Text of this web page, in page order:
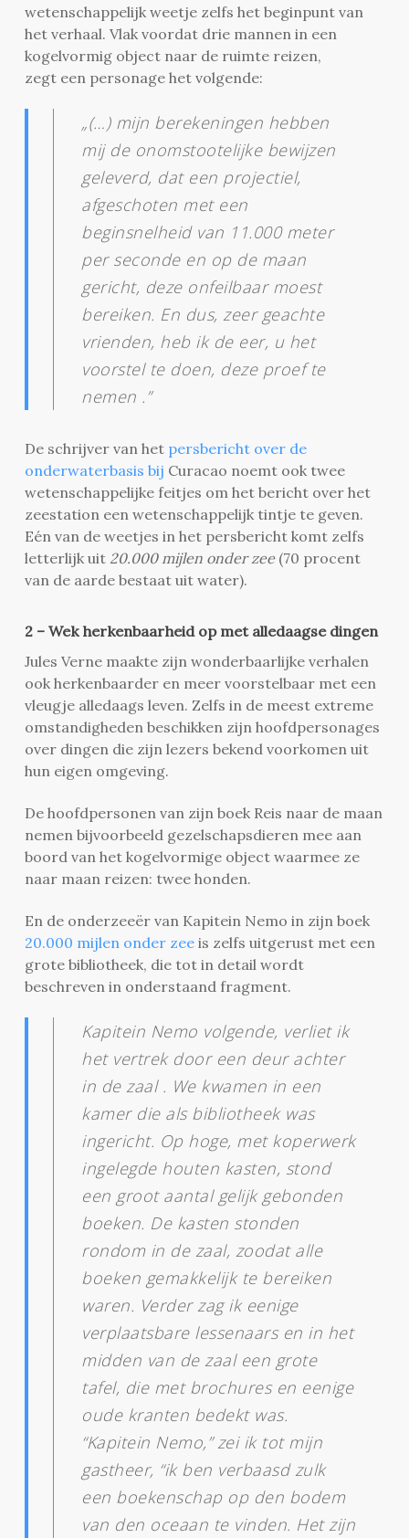
wetenschappelijk weetje zelfs het beginpunt van
het verhaal. Vlak voordat drie mannen in een
kogelvormig object naar de ruimte reizen,
zegt een personage het volgende:
„(…) mijn berekeningen hebben
mij de onomstootelijke bewijzen
geleverd, dat een projectiel,
afgeschoten met een
beginsnelheid van 11.000 meter
per seconde en op de maan
gericht, deze onfeilbaar moest
bereiken. En dus, zeer geachte
vrienden, heb ik de eer, u het
voorstel te doen, deze proef te
nemen .”
De schrijver van het persbericht over de
onderwaterbasis bij Curacao noemt ook twee
wetenschappelijke feitjes om het bericht over het
zeestation een wetenschappelijk tintje te geven.
Eén van de weetjes in het persbericht komt zelfs
letterlijk uit 20.000 mijlen onder zee(70 procent
van de aarde bestaat uit water).
2 – Wek herkenbaarheid op met alledaagse dingen
Jules Verne maakte zijn wonderbaarlijke verhalen
ook herkenbaarder en meer voorstelbaar met een
vleugje alledaags leven. Zelfs in de meest extreme
omstandigheden beschikken zijn hoofdpersonages
over dingen die zijn lezers bekend voorkomen uit
hun eigen omgeving.
De hoofdpersonen van zijn boek Reis naar de maan
nemen bijvoorbeeld gezelschapsdieren mee aan
boord van het kogelvormige object waarmee ze
naar maan reizen: twee honden.
En de onderzeeër van Kapitein Nemo in zijn boek
20.000 mijlen onder zeeis zelfs uitgerust met een
grote bibliotheek, die tot in detail wordt
beschreven in onderstaand fragment.
Kapitein Nemo volgende, verliet ik
het vertrek door een deur achter
in de zaal . We kwamen in een
kamer die als bibliotheek was
ingericht. Op hoge, met koperwerk
ingelegde houten kasten, stond
een groot aantal gelijk gebonden
boeken. De kasten stonden
rondom in de zaal, zoodat alle
boeken gemakkelijk te bereiken
waren. Verder zag ik eenige
verplaatsbare lessenaars en in het
midden van de zaal een grote
tafel, die met brochures en eenige
oude kranten bedekt was.
“Kapitein Nemo,” zei ik tot mijn
gastheer, “ik ben verbaasd zulk
een boekenschap op den bodem
van den oceaan te vinden. Het zijn